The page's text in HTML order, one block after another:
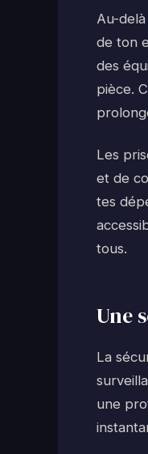
Au-
de ton
des
pièce.
Les
et de
tes
tous.
Une
La
une